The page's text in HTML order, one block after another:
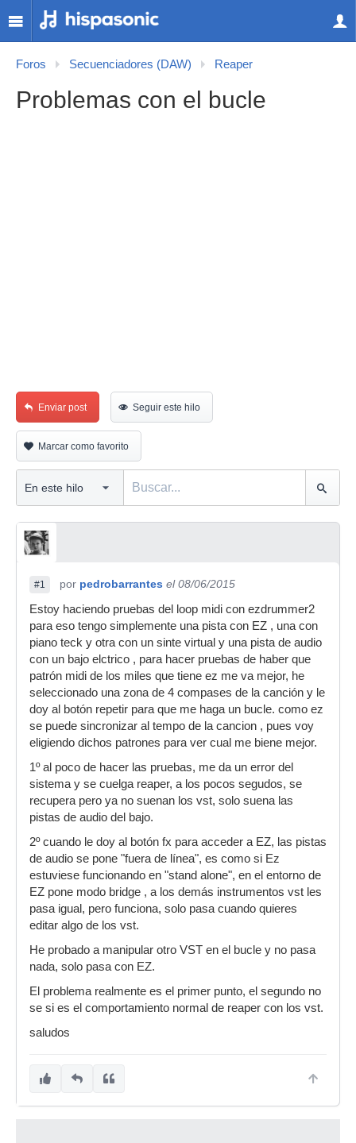
Foros Secuenciadores (DAW) Reaper
Problemas con el bucle
Enviar post Seguir este hilo
Marcar como favorito
#1 por pedrobarrantes el 08/06/2015
Estoy haciendo pruebas del loop midi con ezdrummer2
para eso tengo simplemente una pista con EZ , una con
piano teck y otra con un sinte virtual y una pista de audio
con un bajo elctrico , para hacer pruebas de haber que
patrón midi de los miles que tiene ez me va mejor, he
seleccionado una zona de 4 compases de la canción y le
doy al botón repetir para que me haga un bucle. como ez
se puede sincronizar al tempo de la cancion , pues voy
eligiendo dichos patrones para ver cual me biene mejor.
1º al poco de hacer las pruebas, me da un error del
sistema y se cuelga reaper, a los pocos segudos, se
recupera pero ya no suenan los vst, solo suena las
pistas de audio del bajo.
2º cuando le doy al botón fx para acceder a EZ, las pistas
de audio se pone "fuera de línea", es como si Ez
estuviese funcionando en "stand alone", en el entorno de
EZ pone modo bridge , a los demás instrumentos vst les
pasa igual, pero funciona, solo pasa cuando quieres
editar algo de los vst.
He probado a manipular otro VST en el bucle y no pasa
nada, solo pasa con EZ.
El problema realmente es el primer punto, el segundo no
se si es el comportamiento normal de reaper con los vst.
saludos